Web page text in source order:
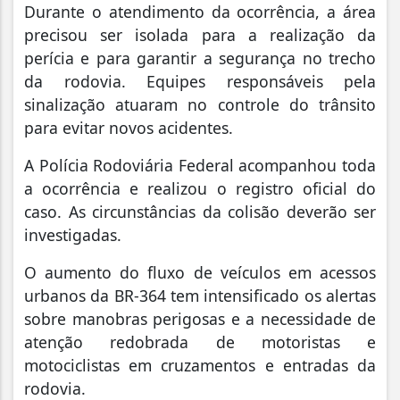
Durante o atendimento da ocorrência, a área
precisou ser isolada para a realização da
perícia e para garantir a segurança no trecho
da rodovia. Equipes responsáveis pela
sinalização atuaram no controle do trânsito
para evitar novos acidentes.
A Polícia Rodoviária Federal acompanhou toda
a ocorrência e realizou o registro oficial do
caso. As circunstâncias da colisão deverão ser
investigadas.
O aumento do fluxo de veículos em acessos
urbanos da BR-364 tem intensificado os alertas
sobre manobras perigosas e a necessidade de
atenção redobrada de motoristas e
motociclistas em cruzamentos e entradas da
rodovia.